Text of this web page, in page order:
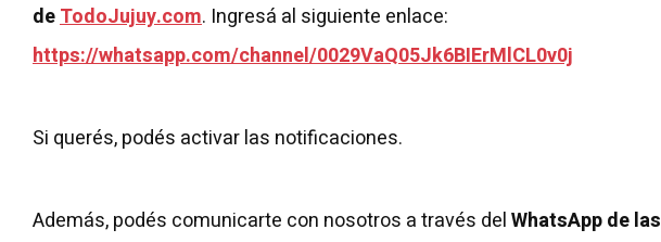
deTodoJujuy.com. Ingresá al siguiente enlace:
https://whatsapp.com/channel/0029VaQ05Jk6BIErMlCL0v0j
Si querés, podés activar las notificaciones.
Además, podés comunicarte con nosotros a través delWhatsApp de las